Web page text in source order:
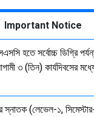
Important Notice
হতে সর্বোচ্চ ডিগ্রি
৩ (তিন) কার্যদিবসের
স্নাতক (লেভেল-১,